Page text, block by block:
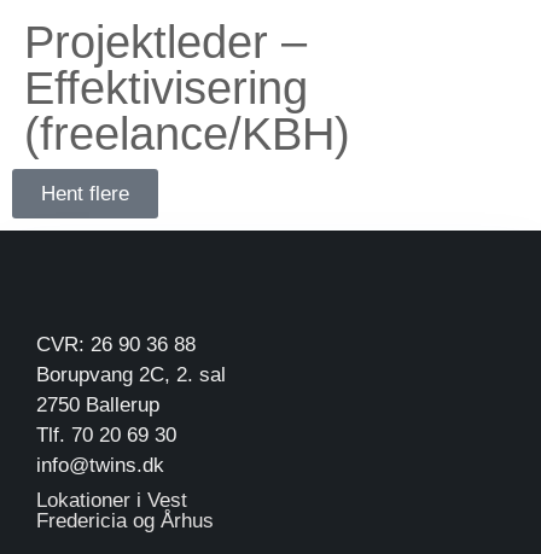
Projektleder –
Effektivisering
(freelance/KBH)
Hent flere
CVR: 26 90 36 88
Borupvang 2C, 2. sal
2750 Ballerup
Tlf. 70 20 69 30
info@twins.dk
Lokationer i Vest
Fredericia og Århus